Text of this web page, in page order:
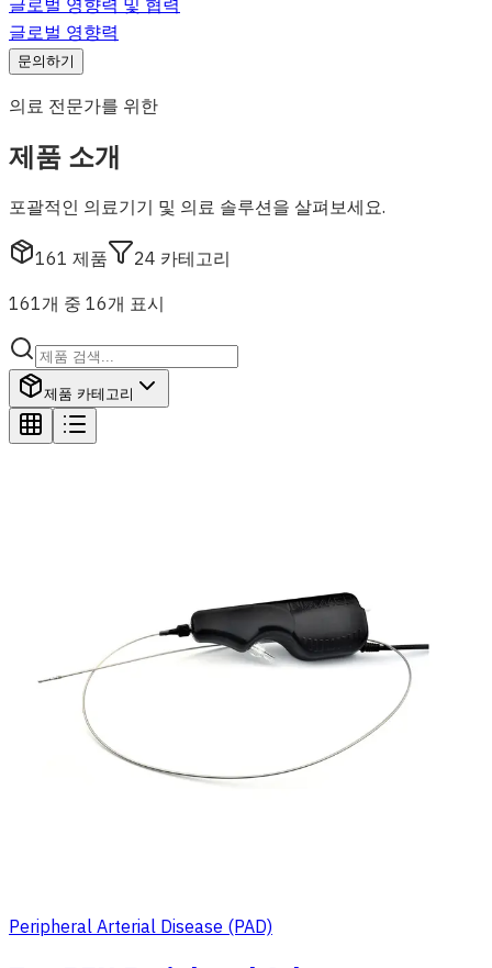
글로벌 영향력 및 협력
글로벌 영향력
문의하기
의료 전문가를 위한
제품 소개
포괄적인 의료기기 및 의료 솔루션을 살펴보세요.
161 제품 24 카테고리
161개 중 16개 표시
제품 카테고리
Peripheral Arterial Disease (PAD)